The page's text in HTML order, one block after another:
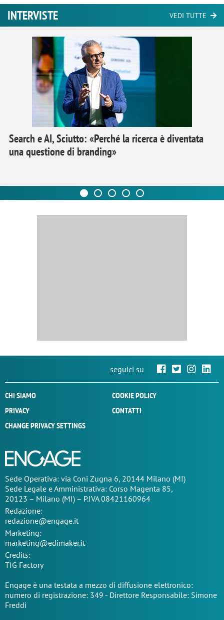
INTERVISTE VEDI TUTTE
Search e AI, Sciutto: «Perché la ricerca è diventata
una questione di branding»
seguici su
CHI SIAMO
COOKIE POLICY
PRIVACY
CONTATTI
CHANGE PRIVACY SETTINGS
Sede Operativa: via Coni Zugna 6, 20144 Milano (MI)
Sede Legale e Amministrativa: Corso Magenta 85,
20123 – Milano (MI) – P.IVA 08421160964
Redazione:
redazione@engage.it
Marketing:
marketing@edimaker.it
Credits:
TIG Factory
Engage è una testata a mezzo di diffusione elettronico:
numero di registrazione: 349 - Direttore Responsabile: Simone
Freddi